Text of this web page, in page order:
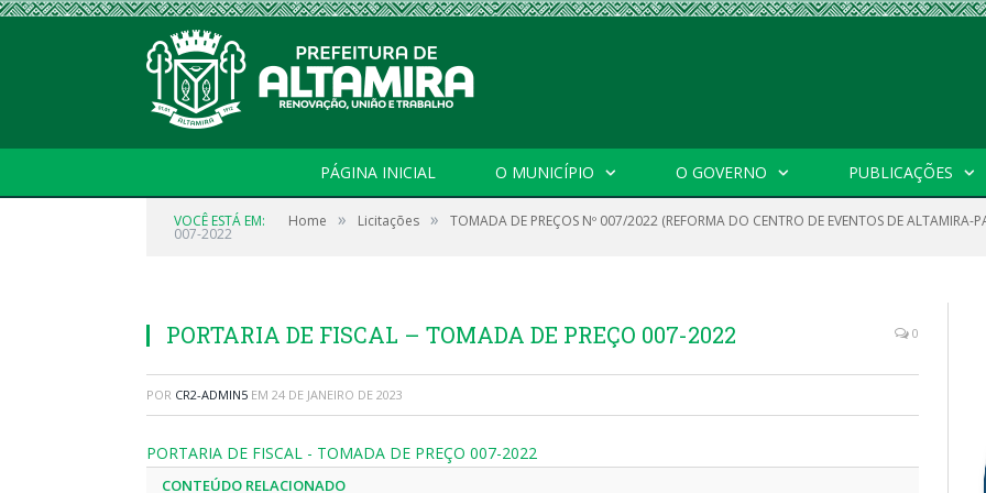
PÁGINA INICIAL O MUNICÍPIO O GOVERNO PUBLICAÇÕES
VOCÊ ESTÁ EM: Home » Licitações » TOMADA DE PREÇOS Nº 007/2022 (REFORMA DO CENTRO DE EVENTOS DE ALTAMIRA-
007-2022
PORTARIA DE FISCAL – TOMADA DE PREÇO 007-2022 0
POR CR2-ADMIN5 EM 24 DE JANEIRO DE 2023
PORTARIA DE FISCAL - TOMADA DE PREÇO 007-2022
CONTEÚDO RELACIONADO